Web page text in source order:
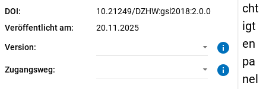
DOI:
10.21249/DZHW:gsl2018:2.0.0
Veröffentlicht am:
20.11.2025
Version: info
Zugangsweg: info
cht
igt
en
pa
nel